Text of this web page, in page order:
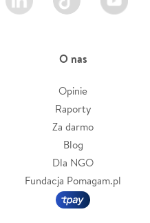
O nas
Opinie
Raporty
Za darmo
Blog
Dla NGO
Fundacja Pomagam.pl